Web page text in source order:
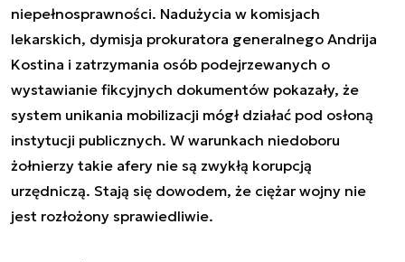
niepełnosprawności. Nadużycia w komisjach
lekarskich, dymisja prokuratora generalnego Andrija
Kostina i zatrzymania osób podejrzewanych o
wystawianie fikcyjnych dokumentów pokazały, że
system unikania mobilizacji mógł działać pod osłoną
instytucji publicznych. W warunkach niedoboru
żołnierzy takie afery nie są zwykłą korupcją
urzędniczą. Stają się dowodem, że ciężar wojny nie
jest rozłożony sprawiedliwie.